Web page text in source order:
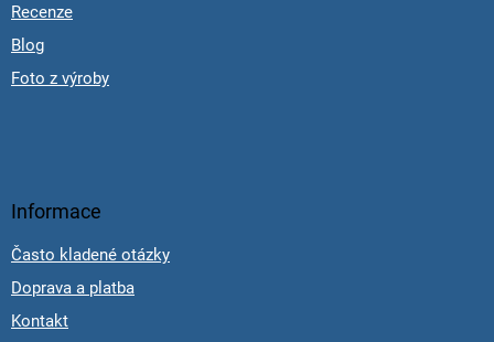
Recenze
Blog
Foto z výroby
Informace
Často kladené otázky
Doprava a platba
Kontakt